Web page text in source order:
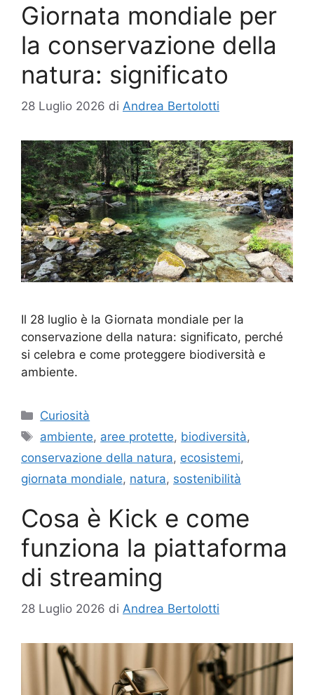
Giornata mondiale per
la conservazione della
natura: significato
28 Luglio 2026 di Andrea Bertolotti
Il 28 luglio è la Giornata mondiale per la
conservazione della natura: significato, perché
si celebra e come proteggere biodiversità e
ambiente.
Categorie
Curiosità
Tag
ambiente, aree protette, biodiversità,
conservazione della natura, ecosistemi,
giornata mondiale, natura, sostenibilità
Cosa è Kick e come
funziona la piattaforma
di streaming
28 Luglio 2026 di Andrea Bertolotti